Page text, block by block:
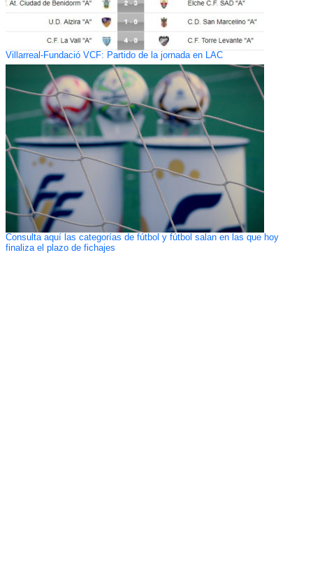
Villarreal-Fundació VCF: Partido de la jornada en LAC
Consulta aquí las categorías de fútbol y fútbol salan en las que hoy
finaliza el plazo de fichajes